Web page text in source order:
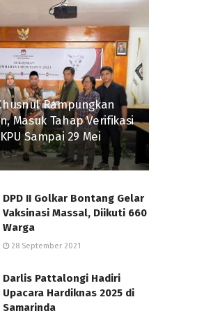
Rampungkan
Masuk Tahap Verifikasi
Sampai 29 Mei
DPD II Golkar Bontang Gelar
Vaksinasi Massal, Diikuti 660
Warga
28 September 2021
Darlis Pattalongi Hadiri
Upacara Hardiknas 2025 di
Samarinda